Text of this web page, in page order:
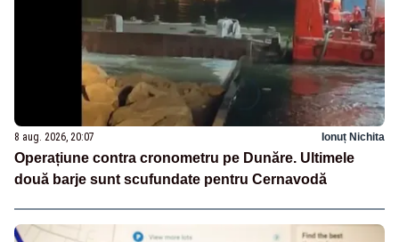
8 aug. 2026, 20:07 Ionuț Nichita
Operațiune contra cronometru pe Dunăre. Ultimele
două barje sunt scufundate pentru Cernavodă